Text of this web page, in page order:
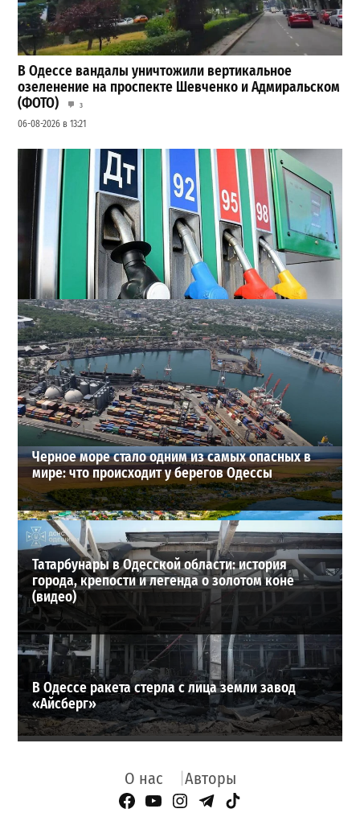
В Одессе вандалы уничтожили вертикальное
озеленение на проспекте Шевченко и Адмиральском
(ФОТО)
3
06-08-2026 в 13:21
Неприятный сюрприз для водителей Одессы: на АЗС
снова взлетели цены
2
28-07-2026 в 06:47
ВИБОР РЕДАКЦИИ
Черное море стало одним из самых опасных в
мире: что происходит у берегов Одессы
Татарбунары в Одесской области: история
города, крепости и легенда о золотом коне
(видео)
В Одессе ракета стерла с лица земли завод
«Айсберг»
О нас Авторы
Facebook Page
YouTube
Instagram
Telegram
TikTok